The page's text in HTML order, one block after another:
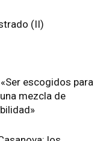
(II)
escogidos para
mezcla de